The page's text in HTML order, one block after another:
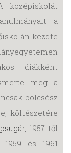
középiskolát
a
kezdte
diákként
meg a
bölcsész
költészetére
, 1957-től
1959 és 1961